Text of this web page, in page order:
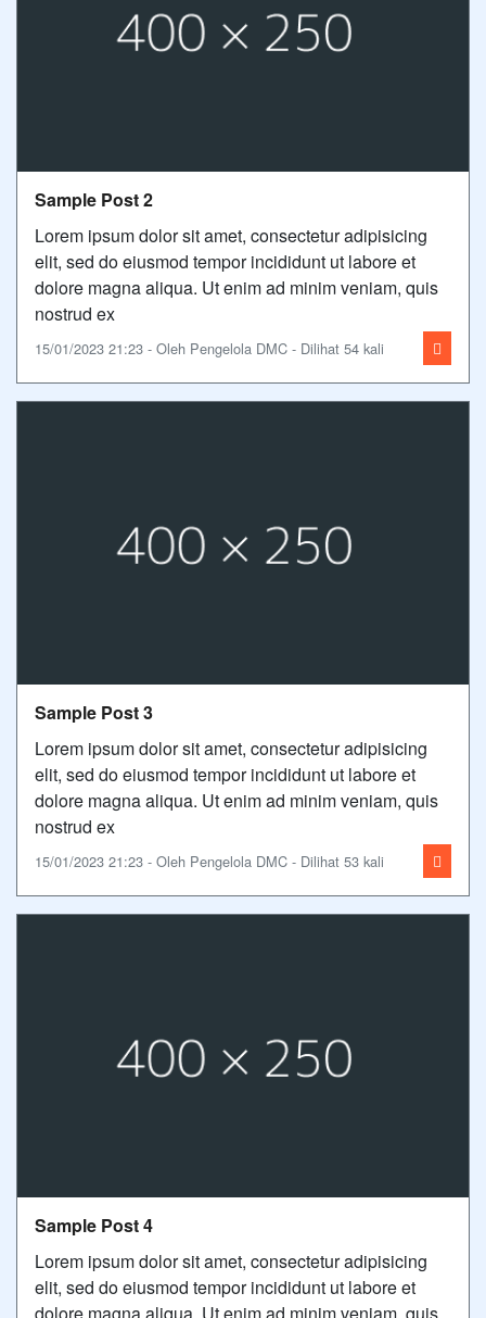
Sample Post 2
Lorem ipsum dolor sit amet, consectetur adipisicing
elit, sed do eiusmod tempor incididunt ut labore et
dolore magna aliqua. Ut enim ad minim veniam, quis
nostrud ex
15/01/2023 21:23 - Oleh Pengelola DMC - Dilihat 54 kali
Sample Post 3
Lorem ipsum dolor sit amet, consectetur adipisicing
elit, sed do eiusmod tempor incididunt ut labore et
dolore magna aliqua. Ut enim ad minim veniam, quis
nostrud ex
15/01/2023 21:23 - Oleh Pengelola DMC - Dilihat 53 kali
Sample Post 4
Lorem ipsum dolor sit amet, consectetur adipisicing
elit, sed do eiusmod tempor incididunt ut labore et